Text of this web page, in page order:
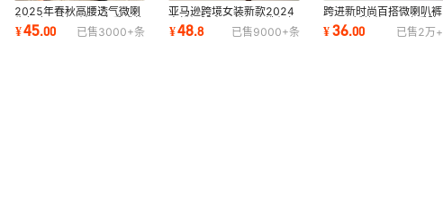
2025年春秋高腰透气微喇
牛仔皮面喇叭裤显瘦垂感休
闲裤子
¥45.00 已售3000+条
亚马逊跨境女装新款2024
宽松阔腿大码休闲水洗纽扣
微喇叭牛仔裤女
¥48.8 已售9000+条
跨进新时尚百搭微喇叭裤
2023新款修身显瘦垂坠感
休闲西装裤女
¥36.00 已售2万+